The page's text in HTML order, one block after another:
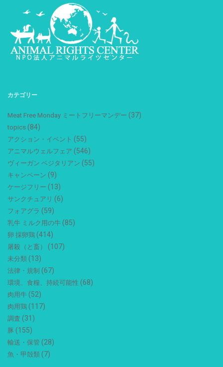
カテゴリー
Meat Free Monday ミートフリーマンデー (37)
topics (84)
アクション・イベント (55)
アニマルウェルフェア (546)
ヴィーガン ベジタリアン (55)
キャンペーン (9)
ケージフリー (13)
サンクチュアリ (6)
フォアグラ (59)
乳牛 ミルク用の牛 (85)
卵 採卵鶏 (414)
屠殺（と畜） (107)
未分類 (13)
法律・規制 (67)
環境、食糧、持続可能性 (68)
肉用牛 (52)
肉用鶏 (117)
調査 (31)
豚 (155)
輸送・保管 (28)
魚・甲殻類 (7)